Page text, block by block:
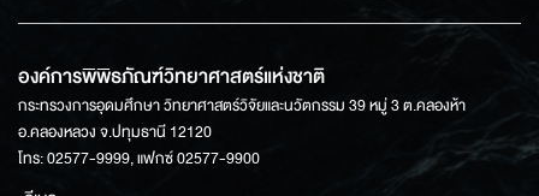
องค์การพิพิธภัณฑ์วิทยาศาสตร์แห่งชาติ
กระทรวงการอุดมศึกษา วิทยาศาสตร์วิจัยและนวัตกรรม 39 หมู่ 3 ต.คลองห้า
อ.คลองหลวง จ.ปทุมธานี 12120
โทร: 02577-9999, แฟกซ์ 02577-9900